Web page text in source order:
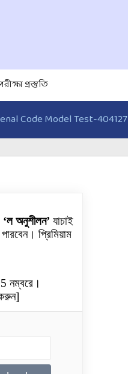
প্রস্তুতি
Code Model Test-404127
‘ল অনুশীলন’ যাচাই
প্রিমিয়াম
নম্বরে।